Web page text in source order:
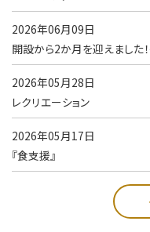
2026年06月09日
開設から2か月を迎えました
2026年05月28日
レクリエーション
2026年05月17日
『食支援』